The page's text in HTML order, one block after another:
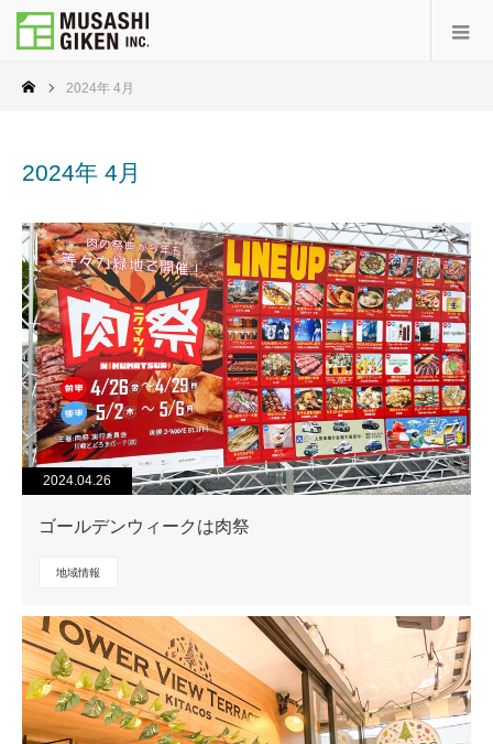
2024年 4月
2024年 4月
2024.04.26
ゴールデンウィークは肉祭
地域情報